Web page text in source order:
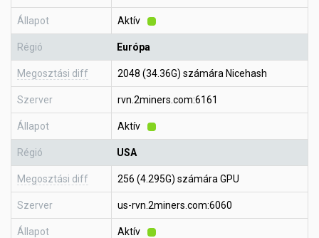
Állapot Aktív
Régió Európa
Megosztási diff 2048 (34.36G) számára Nicehash
Szerver rvn.2miners.com:6161
Állapot Aktív
Régió USA
Megosztási diff 256 (4.295G) számára GPU
Szerver us-rvn.2miners.com:6060
Állapot Aktív